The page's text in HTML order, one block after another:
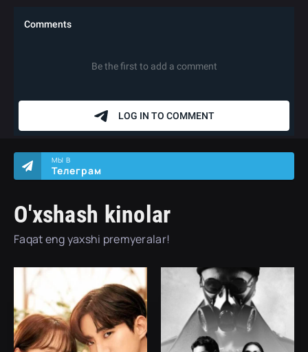
O'xshash kinolar
Faqat eng yaxshi premyeralar!
МЫ В
Телеграм